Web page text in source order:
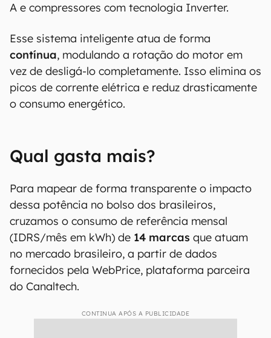
A e compressores com tecnologia Inverter.
Esse sistema inteligente atua de forma
contínua, modulando a rotação do motor em
vez de desligá-lo completamente. Isso elimina os
picos de corrente elétrica e reduz drasticamente
o consumo energético.
Qual gasta mais?
Para mapear de forma transparente o impacto
dessa potência no bolso dos brasileiros,
cruzamos o consumo de referência mensal
(IDRS/mês em kWh) de 14 marcas que atuam
no mercado brasileiro, a partir de dados
fornecidos pela WebPrice, plataforma parceira
do Canaltech.
CONTINUA APÓS A PUBLICIDADE